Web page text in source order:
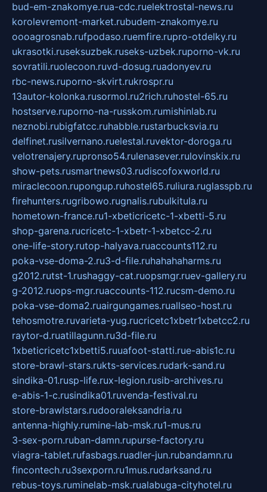
bud-em-znakomye.rua-cdc.ruelektrostal-news.ru
korolevremont-market.rubudem-znakomye.ru
oooagrosnab.rufpodaso.ruemfire.rupro-otdelky.ru
ukrasotki.ruseksuzbek.ruseks-uzbek.ruporno-vk.ru
sovratili.ruolecoon.ruvd-dosug.ruadonyev.ru
rbc-news.ruporno-skvirt.rukrospr.ru
13autor-kolonka.rusormol.ru2rich.ruhostel-65.ru
hostserve.ruporno-na-russkom.rumishinlab.ru
neznobi.rubigfatcc.ruhabble.rustarbucksvia.ru
delfinet.rusilvernano.ruelestal.ruvektor-doroga.ru
velotrenajery.rupronso54.rulenasever.rulovinskix.ru
show-pets.rusmartnews03.rudiscofoxworld.ru
miraclecoon.rupongup.ruhostel65.ruliura.ruglasspb.ru
firehunters.rugribowo.rugnalis.rubulkitula.ru
hometown-france.ru1-xbeticricetc-1-xbetti-5.ru
shop-garena.rucricetc-1-xbetr-1-xbetcc-2.ru
one-life-story.rutop-halyava.ruaccounts112.ru
poka-vse-doma-2.ru3-d-file.ruhahahaharms.ru
g2012.rutst-1.rushaggy-cat.ruopsmgr.ruev-gallery.ru
g-2012.ruops-mgr.ruaccounts-112.rucsm-demo.ru
poka-vse-doma2.ruairgungames.ruallseo-host.ru
tehosmotre.ruvarieta-yug.rucricetc1xbetr1xbetcc2.ru
raytor-d.ruatillagunn.ru3d-file.ru
1xbeticricetc1xbetti5.ruuafoot-statti.rue-abis1c.ru
store-brawl-stars.rukts-services.rudark-sand.ru
sindika-01.rusp-life.rux-legion.rusib-archives.ru
e-abis-1-c.rusindika01.ruvenda-festival.ru
store-brawlstars.rudooraleksandria.ru
antenna-highly.rumine-lab-msk.ru1-mus.ru
3-sex-porn.ruban-damn.rupurse-factory.ru
viagra-tablet.rufasbags.ruadler-jun.rubandamn.ru
fincontech.ru3sexporn.ru1mus.rudarksand.ru
rebus-toys.ruminelab-msk.rualabuga-cityhotel.ru